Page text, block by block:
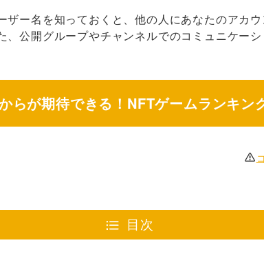
ザー名を知っておくと、他の人にあなたのアカ
、公開グループやチャンネルでのコミュニケーシ
らが期待できる！NFTゲームランキン
目次